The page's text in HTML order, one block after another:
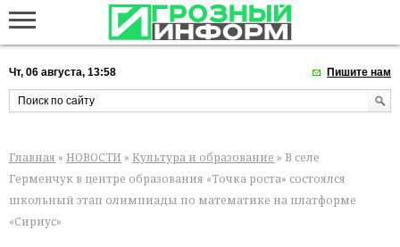
Чт, 06 августа, 13:58 Пишите нам
Главная » НОВОСТИ » Культура и образование » В селе
Герменчук в центре образования «Точка роста» состоялся
школьный этап олимпиады по математике на платформе
«Сириус»